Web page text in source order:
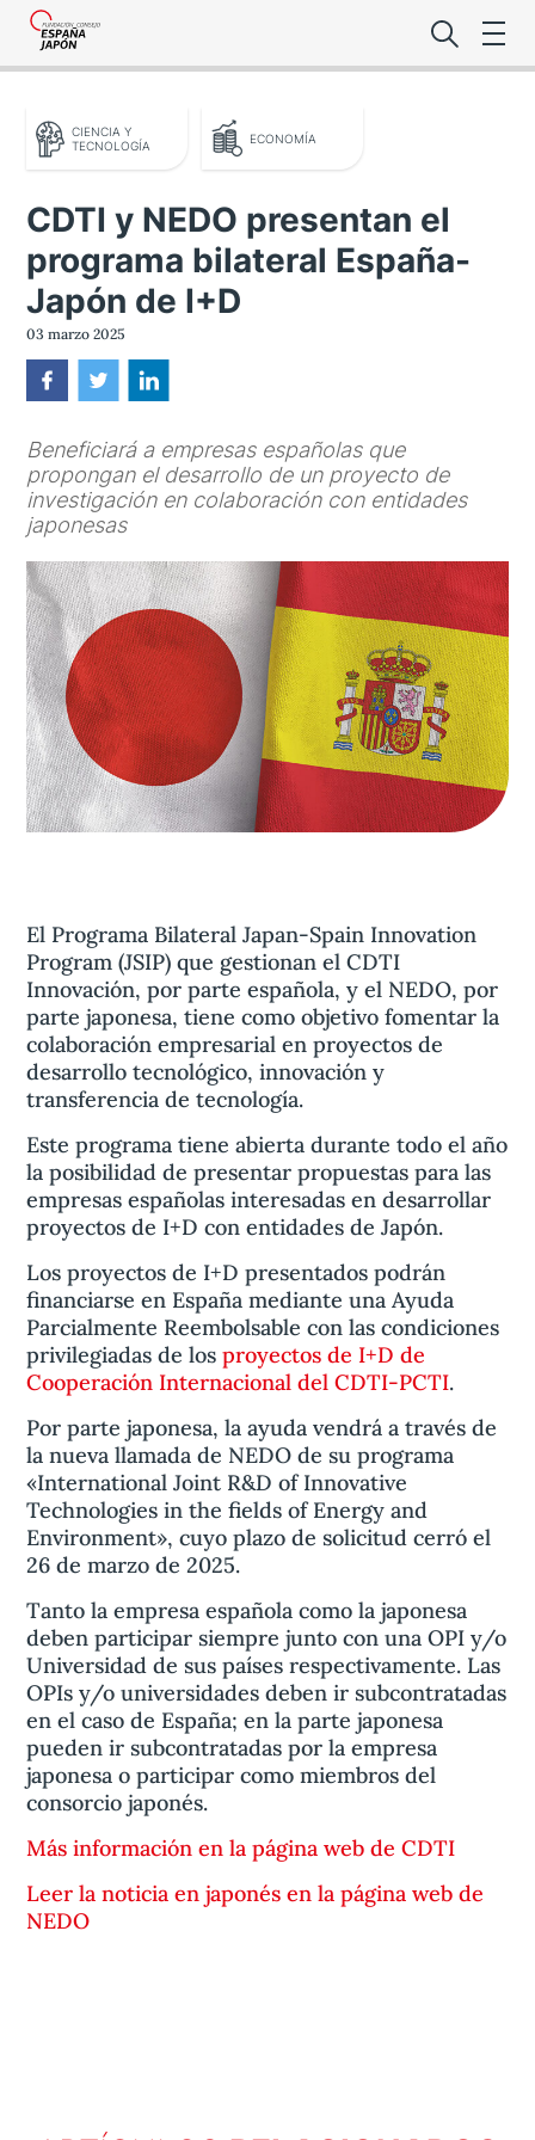
Lo último de la
Noticias
Aviso legal
de privacidad
Contacta
CIENCIA Y
TECNOLOGÍA
ECONOMÍA
CDTI y NEDO presentan el
programa bilateral España-
Japón de I+D
03 marzo 2025
Beneficiará a empresas españolas que
propongan el desarrollo de un proyecto de
investigación en colaboración con entidades
japonesas
El Programa Bilateral Japan-Spain Innovation
Program (JSIP) que gestionan el CDTI
Innovación, por parte española, y el NEDO, por
parte japonesa, tiene como objetivo fomentar la
colaboración empresarial en proyectos de
desarrollo tecnológico, innovación y
transferencia de tecnología.
Este programa tiene abierta durante todo el año
la posibilidad de presentar propuestas para las
empresas españolas interesadas en desarrollar
proyectos de I+D con entidades de Japón.
Los proyectos de I+D presentados podrán
financiarse en España mediante una Ayuda
Parcialmente Reembolsable con las condiciones
privilegiadas de losproyectos de I+D de
Cooperación Internacional del CDTI-PCTI.
Por parte japonesa, la ayuda vendrá a través de
la nueva llamada de NEDO de su programa
«International Joint R&D of Innovative
Technologies in the fields of Energy and
Environment», cuyo plazo de solicitud cerró el
26 de marzo de 2025.
Tanto la empresa española como la japonesa
deben participar siempre junto con una OPI y/o
Universidad de sus países respectivamente. Las
OPIs y/o universidades deben ir subcontratadas
en el caso de España; en la parte japonesa
pueden ir subcontratadas por la empresa
japonesa o participar como miembros del
consorcio japonés.
Más información en la página web de CDTI
Leer la noticia en japonés en la página web de
NEDO